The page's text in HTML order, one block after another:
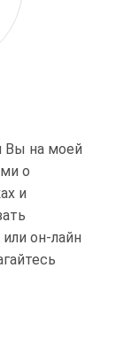
Вы на моей
о
и
он-лайн